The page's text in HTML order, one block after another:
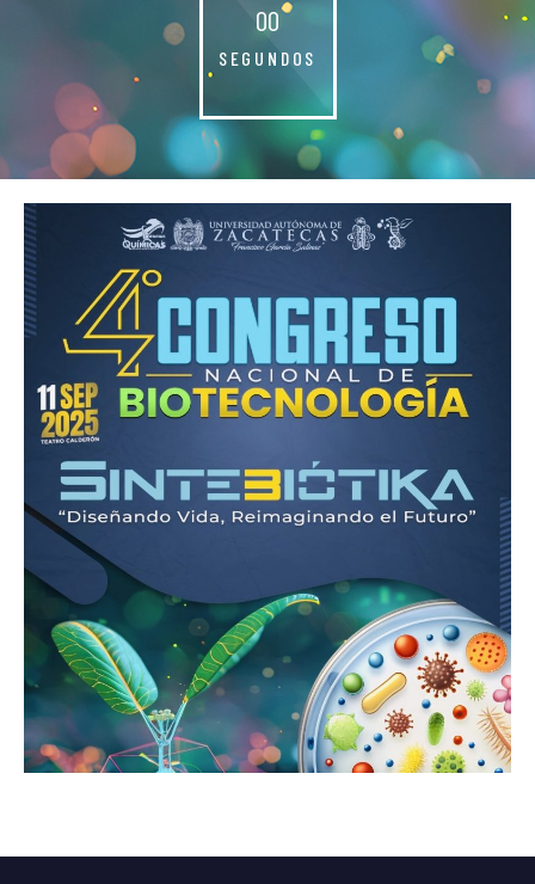
00
SEGUNDOS